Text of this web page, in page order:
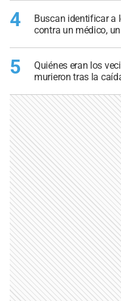
4
Buscan identificar a
contra un médico,
5
Quiénes eran los
murieron tras la